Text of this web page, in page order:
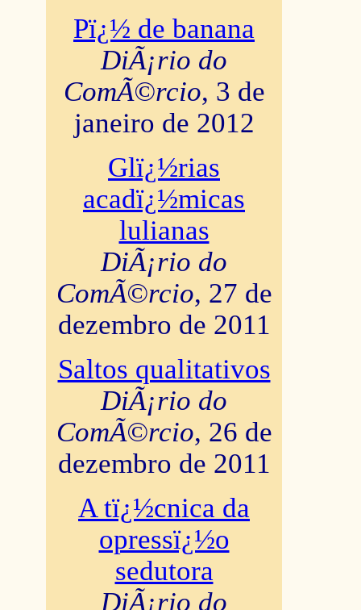
Pï¿½ de banana
DiÃ¡rio do
ComÃ©rcio, 3 de
janeiro de 2012
Glï¿½rias
acadï¿½micas
lulianas
DiÃ¡rio do
ComÃ©rcio, 27 de
dezembro de 2011
Saltos qualitativos
DiÃ¡rio do
ComÃ©rcio, 26 de
dezembro de 2011
A tï¿½cnica da
opressï¿½o
sedutora
DiÃ¡rio do